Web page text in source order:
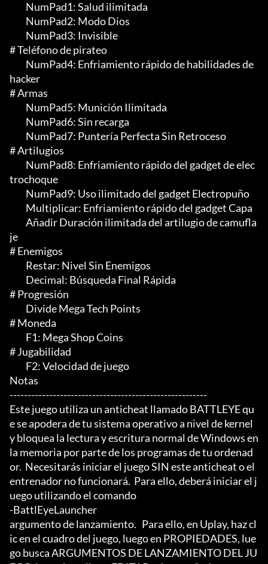
# Teléfono de pirateo
hacker
# Armas
# Artilugios
trochoque
je
# Enemigos
# Progresión
# Moneda
# Jugabilidad
Notas
-------------------------------------------------------
Este juego utiliza un anticheat llamado BATTLEYE qu
e se apodera de tu sistema operativo a nivel de kernel
y bloquea la lectura y escritura normal de Windows en
la memoria por parte de los programas de tu ordenad
or.  Necesitarás iniciar el juego SIN este anticheat o el
entrenador no funcionará.  Para ello, deberá iniciar el j
uego utilizando el comando
-BattlEyeLauncher
argumento de lanzamiento.   Para ello, en Uplay, haz cl
ic en el cuadro del juego, luego en PROPIEDADES, lue
go busca ARGUMENTOS DE LANZAMIENTO DEL JU